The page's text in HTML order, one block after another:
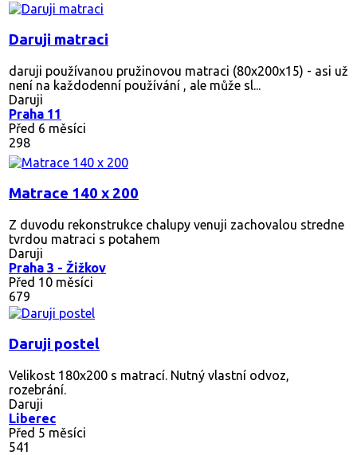
Daruji matraci
daruji používanou pružinovou matraci (80x200x15) - asi už
není na každodenní používání , ale může sl...
Daruji
Praha 11
Před 6 měsíci
298
Matrace 140 x 200
Z duvodu rekonstrukce chalupy venuji zachovalou stredne
tvrdou matraci s potahem
Daruji
Praha 3 - Žižkov
Před 10 měsíci
679
Daruji postel
Velikost 180x200 s matrací. Nutný vlastní odvoz,
rozebrání.
Daruji
Liberec
Před 5 měsíci
541